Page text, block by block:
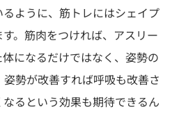
ように、筋トレにはシェイプ
。筋肉をつければ、アスリー
になるだけではなく、姿勢の
勢が改善すれば呼吸も改善さ
るという効果も期待できるん